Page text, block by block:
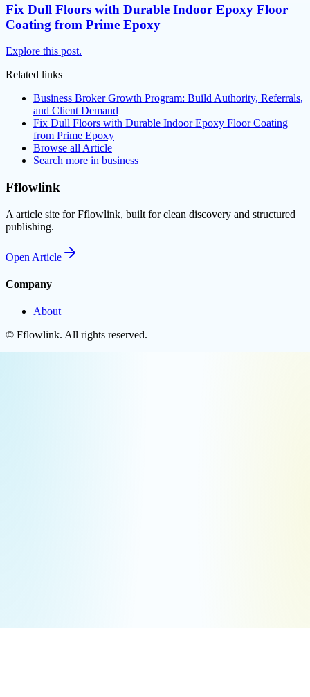
Fix Dull Floors with Durable Indoor Epoxy Floor
Coating from Prime Epoxy
Explore this post.
Related links
Business Broker Growth Program: Build Authority, Referrals,
and Client Demand
Fix Dull Floors with Durable Indoor Epoxy Floor Coating
from Prime Epoxy
Browse all Article
Search more in business
Fflowlink
A article site for Fflowlink, built for clean discovery and structured
publishing.
Open Article
Company
About
© Fflowlink. All rights reserved.